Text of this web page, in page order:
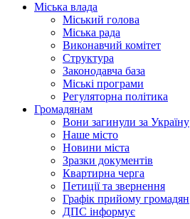
Міська влада
Міський голова
Міська рада
Виконавчий комітет
Структура
Законодавча база
Міські програми
Регуляторна політика
Громадянам
Вони загинули за Україну
Наше місто
Новини міста
Зразки документів
Квартирна черга
Петиції та звернення
Графік прийому громадян
ДПС інформує